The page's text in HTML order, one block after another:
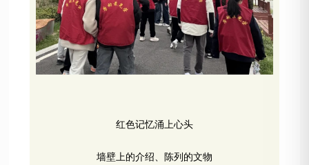
红色记忆涌上心头
墙壁上的介绍、陈列的文物